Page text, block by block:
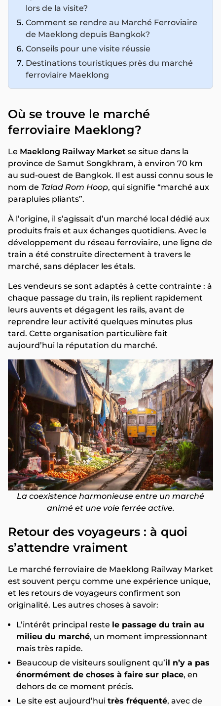
lors de la visite?
Comment se rendre au Marché Ferroviaire
de Maeklong depuis Bangkok?
Conseils pour une visite réussie
Destinations touristiques près du marché
ferroviaire Maeklong
Où se trouve le marché
ferroviaire Maeklong?
Le Maeklong Railway Market se situe dans la
province de Samut Songkhram, à environ 70 km
au sud-ouest de Bangkok. Il est aussi connu sous le
nom de Talad Rom Hoop, qui signifie “marché aux
parapluies pliants”.
À l’origine, il s’agissait d’un marché local dédié aux
produits frais et aux échanges quotidiens. Avec le
développement du réseau ferroviaire, une ligne de
train a été construite directement à travers le
marché, sans déplacer les étals.
Les vendeurs se sont adaptés à cette contrainte : à
chaque passage du train, ils replient rapidement
leurs auvents et dégagent les rails, avant de
reprendre leur activité quelques minutes plus
tard. Cette organisation particulière fait
aujourd’hui la réputation du marché.
La coexistence harmonieuse entre un marché
animé et une voie ferrée active.
Retour des voyageurs : à quoi
s’attendre vraiment
Le marché ferroviaire de Maeklong Railway Market
est souvent perçu comme une expérience unique,
et les retours de voyageurs confirment son
originalité. Les autres choses à savoir:
L’intérêt principal reste le passage du train au
milieu du marché, un moment impressionnant
mais très rapide.
Beaucoup de visiteurs soulignent qu’il n’y a pas
énormément de choses à faire sur place, en
dehors de ce moment précis.
Le site est aujourd’hui très fréquenté, avec de